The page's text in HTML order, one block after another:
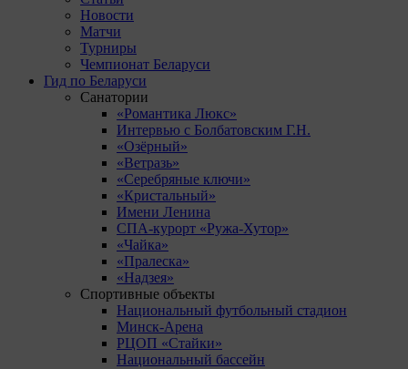
Новости
Матчи
Турниры
Чемпионат Беларуси
Гид по Беларуси
Санатории
«Романтика Люкс»
Интервью с Болбатовским Г.Н.
«Озёрный»
«Ветразь»
«Серебряные ключи»
«Кристальный»
Имени Ленина
СПА-курорт «Ружа-Хутор»
«Чайка»
«Пралеска»
«Надзея»
Спортивные объекты
Национальный футбольный стадион
Минск-Арена
РЦОП «Стайки»
Национальный бассейн